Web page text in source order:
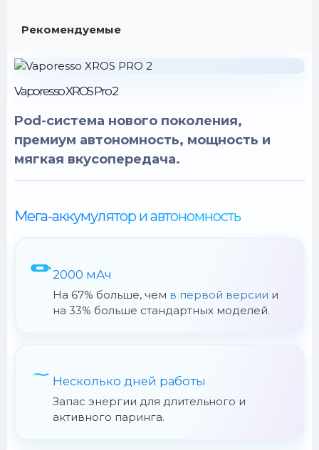
Рекомендуемые
Vaporesso XROS Pro 2
Pod-система нового поколения,
премиум автономность, мощность и
мягкая вкусопередача.
Мега-аккумулятор и автономность
2000 мАч
На 67% больше, чем в первой версии и
на 33% больше стандартных моделей.
Несколько дней работы
Запас энергии для длительного и
активного паринга.